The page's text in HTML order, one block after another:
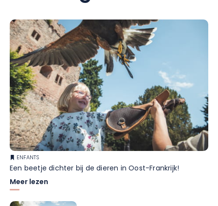
ENFANTS
Een beetje dichter bij de dieren in Oost-Frankrijk!
Meer lezen